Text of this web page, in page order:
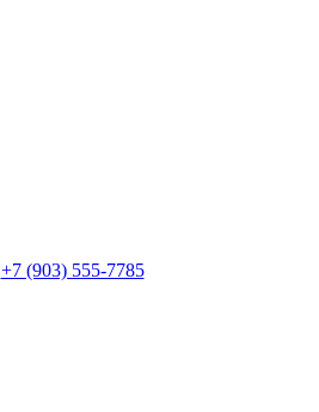
+7 (903) 555-7785